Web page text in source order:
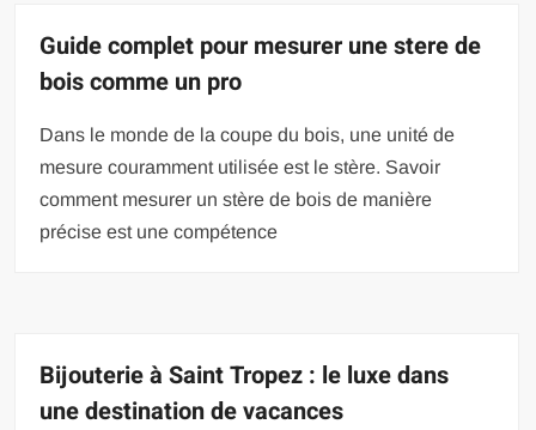
Guide complet pour mesurer une stere de
bois comme un pro
Dans le monde de la coupe du bois, une unité de
mesure couramment utilisée est le stère. Savoir
comment mesurer un stère de bois de manière
précise est une compétence
Bijouterie à Saint Tropez : le luxe dans
une destination de vacances